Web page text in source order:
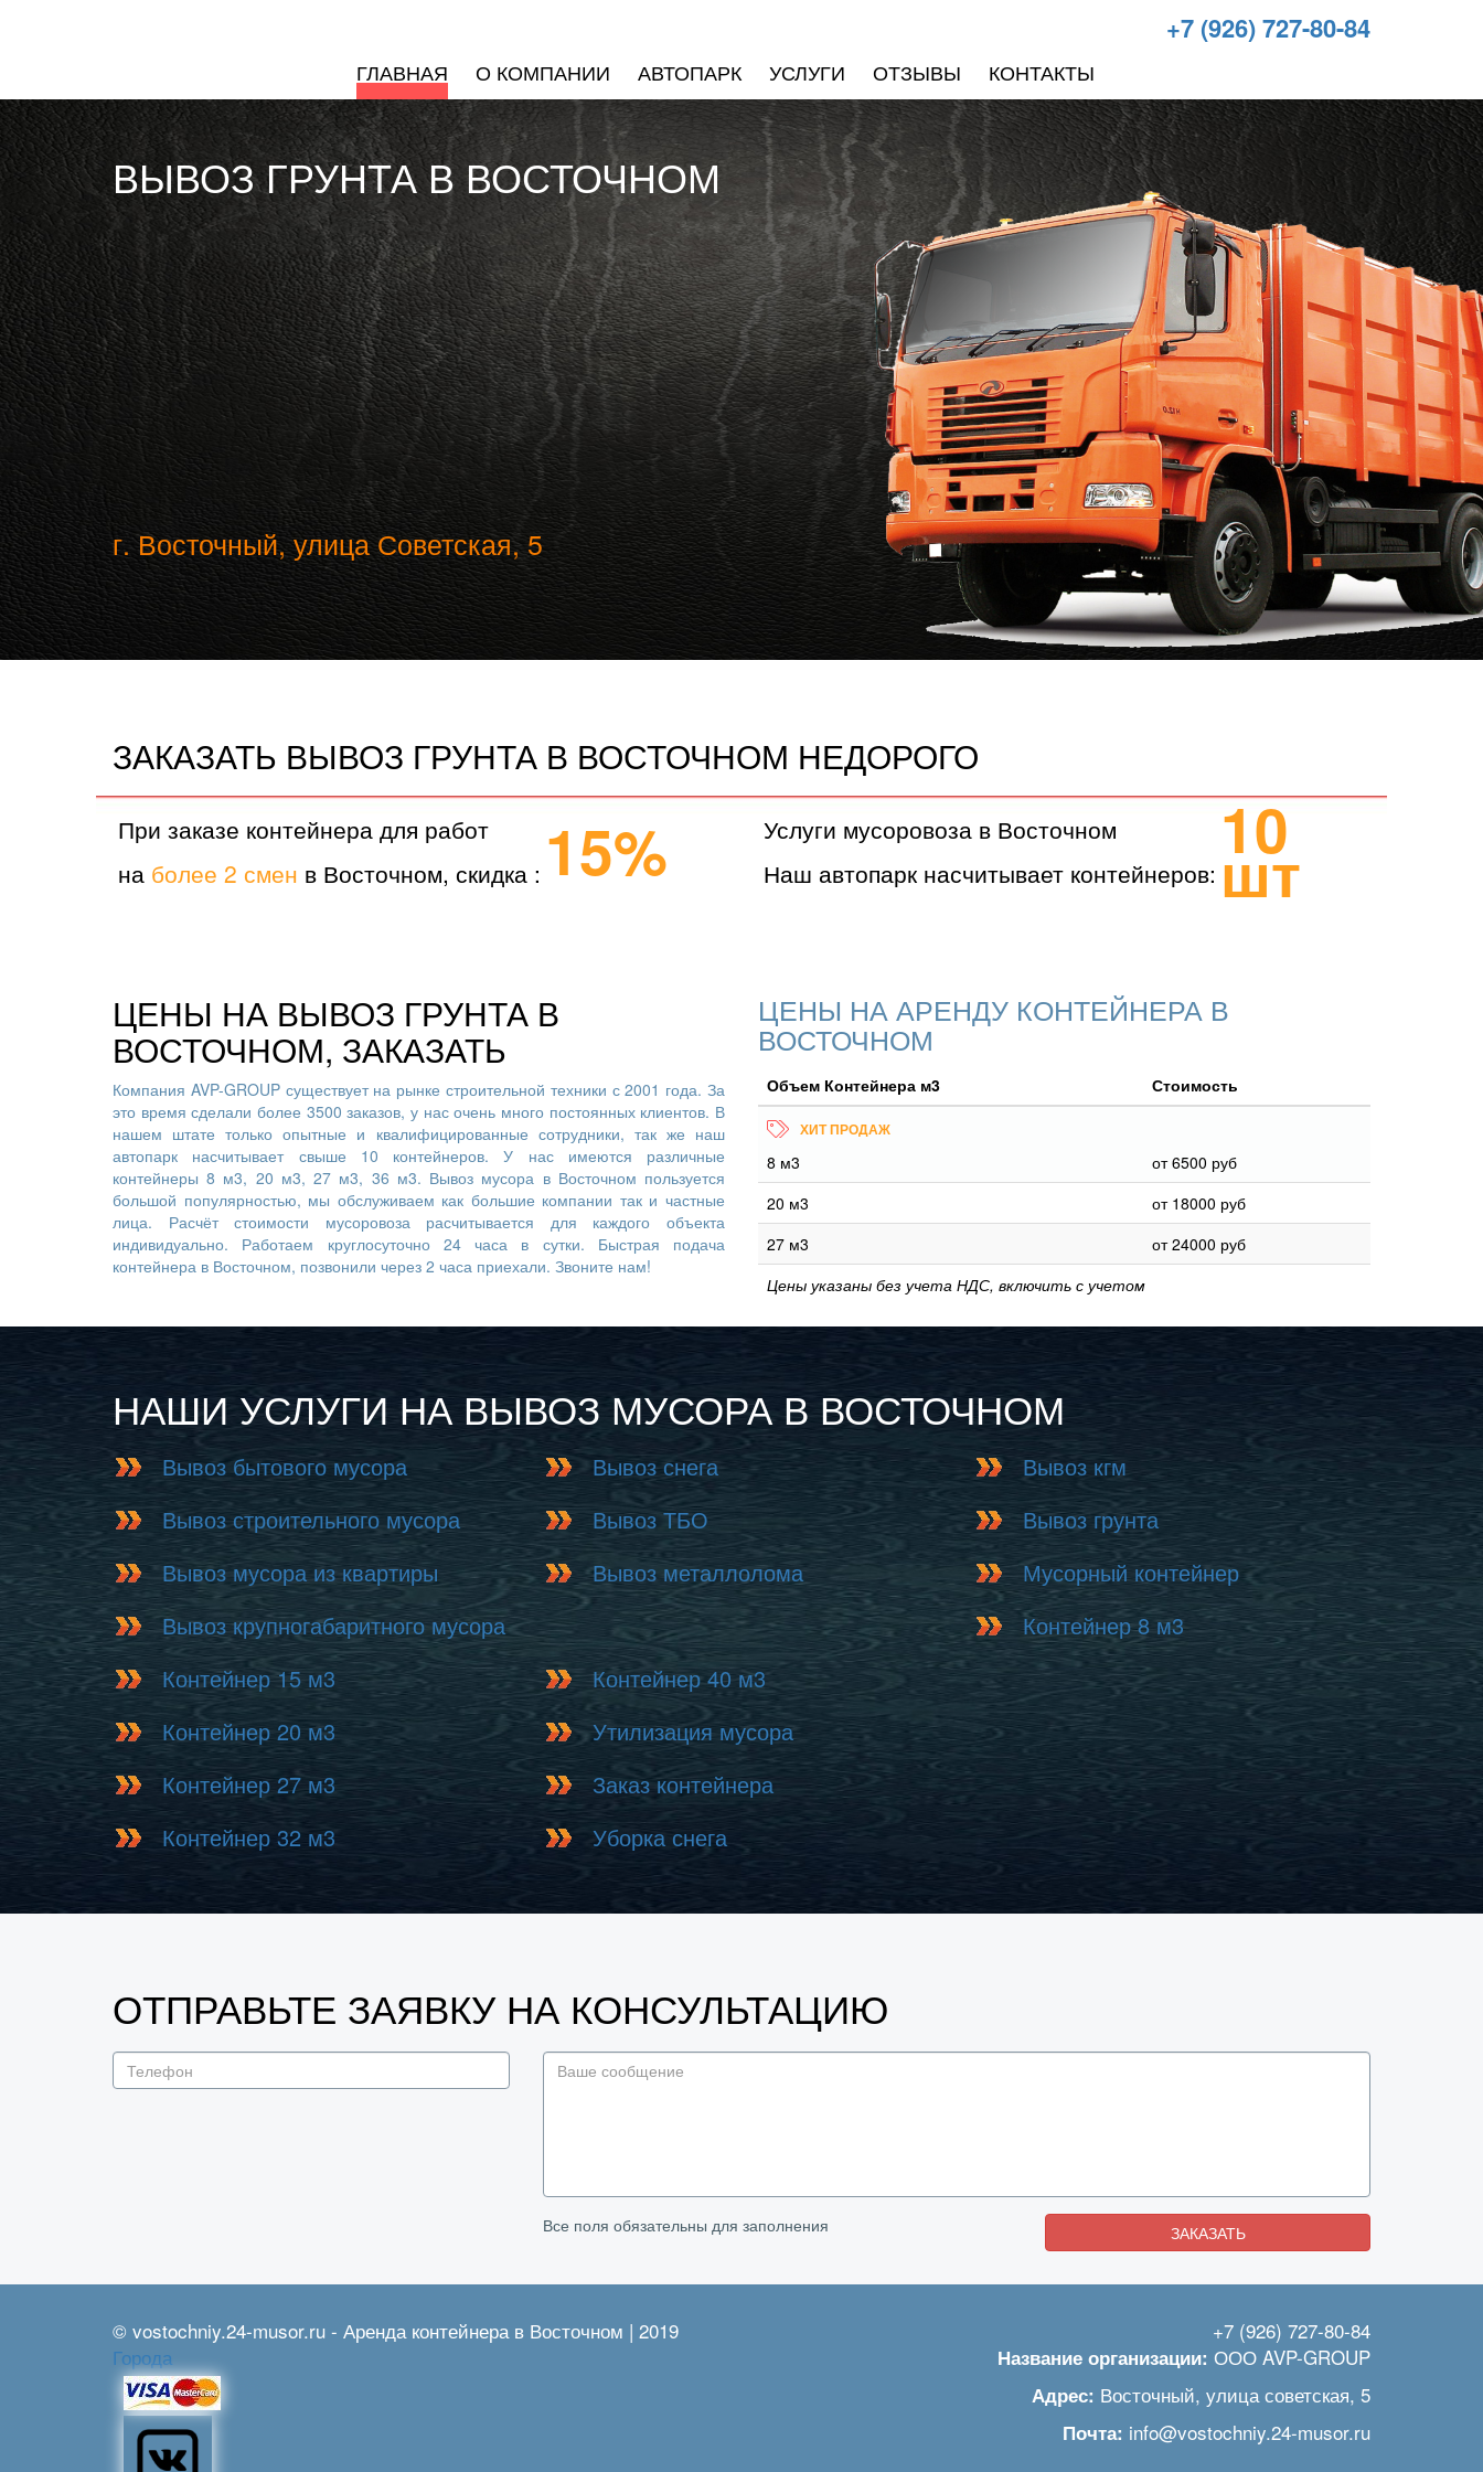
ГЛАВНАЯ О КОМПАНИИ АВТОПАРК УСЛУГИ ОТЗЫВЫ КОНТАКТЫ
+7 (926) 727-80-84
ВЫВОЗ ГРУНТА В ВОСТОЧНОМ
г. Восточный, улица Советская, 5
ЗАКАЗАТЬ ВЫВОЗ ГРУНТА В ВОСТОЧНОМ НЕДОРОГО
При заказе контейнера для работ
на более 2 смен в Восточном, скидка : 15%
Услуги мусоровоза в Восточном
Наш автопарк насчитывает контейнеров:
10
шт
ЦЕНЫ НА ВЫВОЗ ГРУНТА В
ВОСТОЧНОМ, ЗАКАЗАТЬ
Компания AVP-GROUP существует на рынке строительной техники с 2001 года. За
это время сделали более 3500 заказов, у нас очень много постоянных клиентов. В
нашем штате только опытные и квалифицированные сотрудники, так же наш
автопарк насчитывает свыше 10 контейнеров. У нас имеются различные
контейнеры 8 м3, 20 м3, 27 м3, 36 м3. Вывоз мусора в Восточном пользуется
большой популярностью, мы обслуживаем как большие компании так и частные
лица. Расчёт стоимости мусоровоза расчитывается для каждого объекта
индивидуально. Работаем круглосуточно 24 часа в сутки. Быстрая подача
контейнера в Восточном, позвонили через 2 часа приехали. Звоните нам!
ЦЕНЫ НА АРЕНДУ КОНТЕЙНЕРА В
ВОСТОЧНОМ
Объем Контейнера м3 Стоимость
8 м3
от 6500 руб
20 м3
от 18000 руб
27 м3
от 24000 руб
Цены указаны без учета НДС, включить с учетом
НАШИ УСЛУГИ НА ВЫВОЗ МУСОРА В ВОСТОЧНОМ
Вывоз бытового мусора
Вывоз строительного мусора
Вывоз мусора из квартиры
Вывоз крупногабаритного мусора
Вывоз снега
Вывоз ТБО
Вывоз металлолома
Вывоз кгм
Вывоз грунта
Мусорный контейнер
Контейнер 8 м3
Контейнер 15 м3
Контейнер 20 м3
Контейнер 27 м3
Контейнер 32 м3
Контейнер 40 м3
Утилизация мусора
Заказ контейнера
Уборка снега
ОТПРАВЬТЕ ЗАЯВКУ НА КОНСУЛЬТАЦИЮ
Все поля обязательны для заполнения ЗАКАЗАТЬ
© vostochniy.24-musor.ru - Аренда контейнера в Восточном | 2019
Города
+7 (926) 727-80-84
Название организации: ООО AVP-GROUP
Адрес: Восточный, улица советская, 5
Почта: info@vostochniy.24-musor.ru